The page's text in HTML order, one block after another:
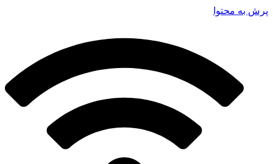
پرش به محتوا